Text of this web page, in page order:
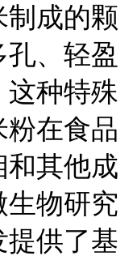
制成的颗
、轻盈
种特殊
粉在食品
和其他成
生物研究
提供了基